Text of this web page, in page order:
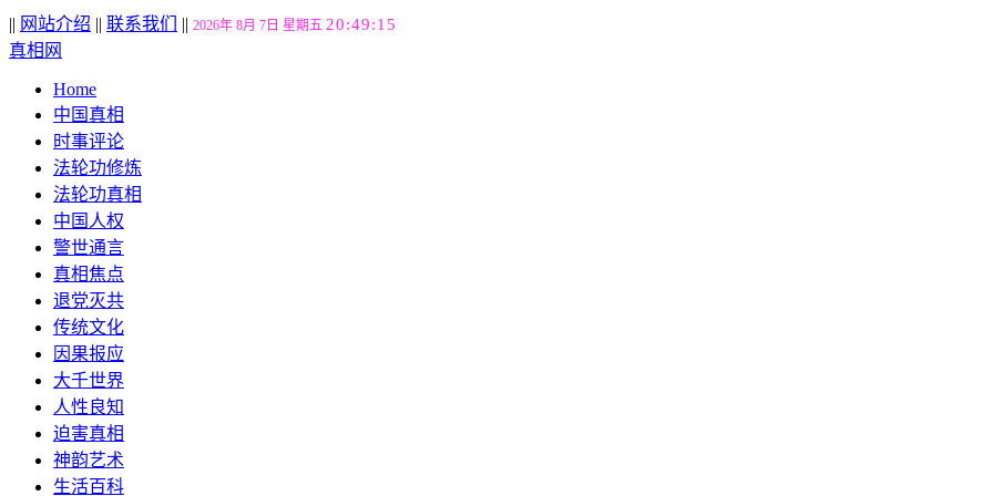
|| 网站介绍 || 联系我们 || 2026年 8月 7日 星期五 20:49:16
真相网
Home
中国真相
时事评论
法轮功修炼
法轮功真相
中国人权
警世通言
真相焦点
退党灭共
传统文化
因果报应
大千世界
人性良知
迫害真相
神韵艺术
生活百科